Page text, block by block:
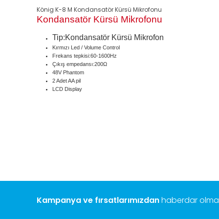
König K-8 M Kondansatör Kürsü Mikrofonu
Kondansatör Kürsü Mikrofonu
Tip:Kondansatör Kürsü Mikrofon
Kırmızı Led / Volume Control
Frekans tepkisi:60-1600Hz
Çıkış empedansı:200Ω
48V Phantom
2 Adet AA pil
LCD Display
Ürün fiyatı diğer sitelerden daha pahalı.
Kampanya ve fırsatlarımızdanhaberdar